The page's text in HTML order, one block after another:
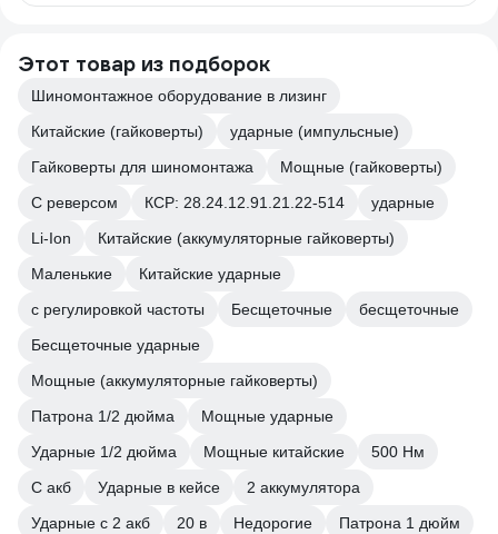
Этот товар из подборок
Шиномонтажное оборудование в лизинг
Китайские (гайковерты)
ударные (импульсные)
Гайковерты для шиномонтажа
Мощные (гайковерты)
С реверсом
КСР: 28.24.12.91.21.22-514
ударные
Li-Ion
Китайские (аккумуляторные гайковерты)
Маленькие
Китайские ударные
с регулировкой частоты
Бесщеточные
бесщеточные
Бесщеточные ударные
Мощные (аккумуляторные гайковерты)
Патрона 1/2 дюйма
Мощные ударные
Ударные 1/2 дюйма
Мощные китайские
500 Нм
С акб
Ударные в кейсе
2 аккумулятора
Ударные с 2 акб
20 в Недорогие
Патрона 1 дюйм